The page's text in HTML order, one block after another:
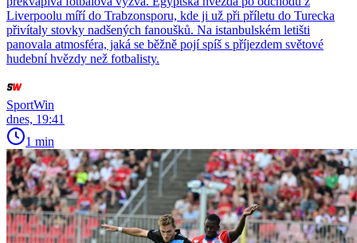
Liverpoolu míří do Trabzonsporu, kde ji už při příletu do Turecka
přivítaly stovky nadšených fanoušků. Na istanbulském letišti
panovala atmosféra, jaká se běžně pojí spíš s příjezdem světové
hudební hvězdy než fotbalisty.
SportWin
dnes, 19:41
1 min